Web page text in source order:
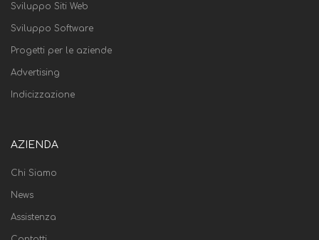
Sviluppo Siti Web
Sviluppo Software
Progetti per le aziende
Advertising
Indicizzazione
AZIENDA
Chi Siamo
News
Assistenza